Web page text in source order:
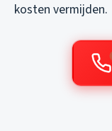
kosten vermijden.